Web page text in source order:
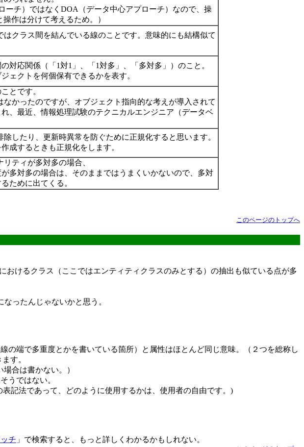
ーチ）ではなくDOA（データ中心アプローチ）なので、操
作は分けて考えるため。）
クラス間を結んでいる線のことです。意味的にも結構似て
対応関係（「1対1」、「1対多」、「多対多」）のこと。
ェクトを何個保有できるかを表す。
とです。
なかったのですが、オブジェクト指向的な考えが導入されて
、最近、情報処理試験のテクニカルエンジニア（データベ
したり、更新時異常を防ぐために正規化すると思います。
成するときも正規化をします。
ティが多対多の場合、
多対多の場合は、そのままではうまくいかないので、多対
ために出てくる。
このページのトップへ
けるクラス（ここではエンティティクラスのみとする）の抽出も似ている点が多
ったんじゃないかと思う。
の端で多重度とかを書いている箇所）と属性はほとんど同じ意味。（２つを総称し
す。
合は書かない。）
うではない。
記法であって、どのように使用するかは、使用者の自由です。)
チ 」で検索すると、もっと詳しくわかるかもしれない。